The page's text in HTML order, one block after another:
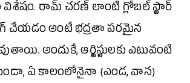
రామ్ చరణ్ లాంటి గ్లోబల్ స్టార్
చేయడం అంటే భద్రతా పరమైన
అందుకే, ఆర్టిస్టులకు ఎటువంటి
ఏ కాలంలోనైనా (ఎండ, వాన)